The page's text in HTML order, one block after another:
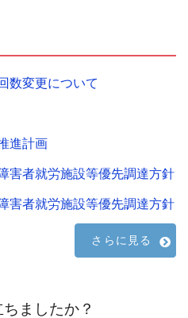
数変更について
進計画
害者就労施設等優先調達方針
害者就労施設等優先調達方針
さらに見る
ましたか？